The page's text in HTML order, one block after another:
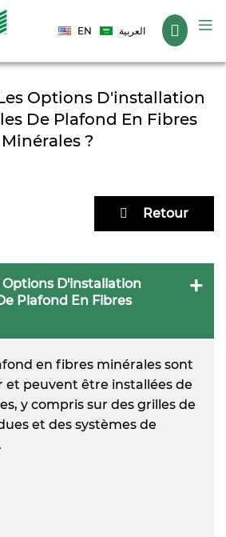
EN العربية
Options D'installation
De Plafond En Fibres
Minérales ?
Retour
Options D'installation
Plafond En Fibres
en fibres minérales sont
et peuvent être installées de
y compris sur des grilles de
et des systèmes de